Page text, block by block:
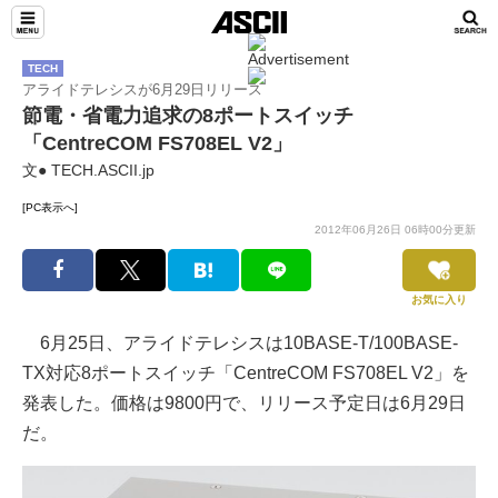
TECH
アライドテレシスが6月29日リリース
節電・省電力追求の8ポートスイッチ
「CentreCOM FS708EL V2」
文● TECH.ASCII.jp
[PC表示へ]
2012年06月26日 06時00分更新
お気に入り
6月25日、アライドテレシスは10BASE-T/100BASE-
TX対応8ポートスイッチ「CentreCOM FS708EL V2」を
発表した。価格は9800円で、リリース予定日は6月29日
だ。